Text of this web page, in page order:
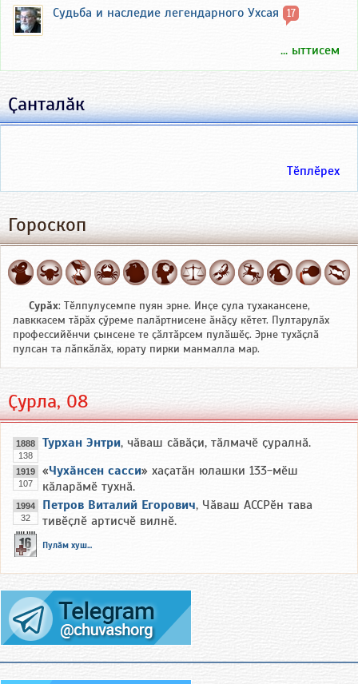
Судьба и наследие легендарного Ухсая 17
... ыттисем
Ҫанталӑк
Тӗплӗрех
Гороскоп
Сурӑх: Тӗлпулусемпе пуян эрне. Инҫе ҫула тухакансене,
лавккасем тӑрӑх ҫӳреме палӑртнисене ӑнӑҫу кӗтет. Пултарулӑх
профессийӗнчи ҫынсене те ҫӑлтӑрсем пулӑшӗҫ. Эрне тухӑҫлӑ
пулсан та лӑпкӑлӑх, юрату пирки манмалла мар.
Ҫурла, 08
1888
138
Турхан Энтри, чӑваш сӑвӑҫи, тӑлмачӗ ҫуралнӑ.
1919
107
«Чухӑнсен сасси» хаҫатӑн юлашки 133-мӗш
кӑларӑмӗ тухнӑ.
1994
32
Петров Виталий Егорович, Чӑваш АССРӗн тава
тивӗҫлӗ артисчӗ вилнӗ.
Пулӑм хуш...